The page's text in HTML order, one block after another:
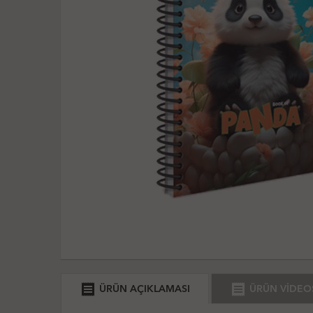
receipt ÜRÜN AÇIKLAMASI receipt ÜRÜN